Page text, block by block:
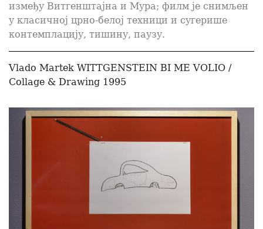
између Витгенштајна и Мура; филм је снимљен
у класичној црно-белој техници и сугерише
контемплацију, тишину, паузу.
Vlado Martek WITTGENSTEIN BI ME VOLIO /
Collage & Drawing 1995